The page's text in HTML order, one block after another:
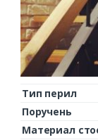
Тип перил
Поручень
Материал